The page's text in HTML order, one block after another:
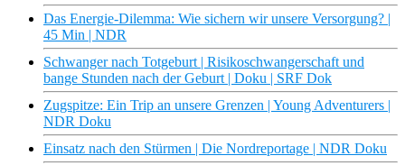
Das Energie-Dilemma: Wie sichern wir unsere Versorgung? |
45 Min | NDR
Schwanger nach Totgeburt | Risikoschwangerschaft und
bange Stunden nach der Geburt | Doku | SRF Dok
Zugspitze: Ein Trip an unsere Grenzen | Young Adventurers |
NDR Doku
Einsatz nach den Stürmen | Die Nordreportage | NDR Doku